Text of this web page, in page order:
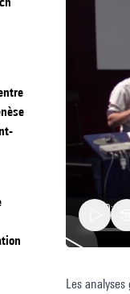
Le
Les